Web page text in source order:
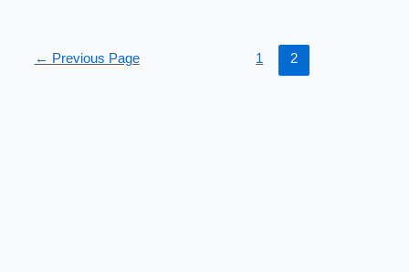
← Previous Page 1 2